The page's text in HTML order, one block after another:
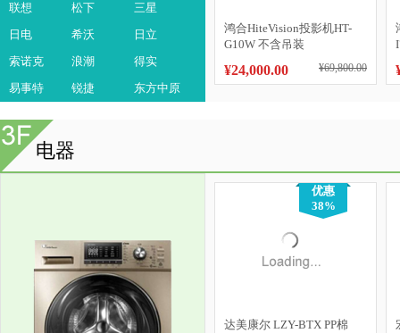
联想 松下
三星
日电
希沃
日立
索诺克
浪潮
得实
易事特
锐捷 东方中原
鸿合HiteVision投影机HT-
G10W 不含吊装
¥24,000.00 ¥69,800.00
电器
优惠
38%
达美康尔 LZY-BTX PP棉